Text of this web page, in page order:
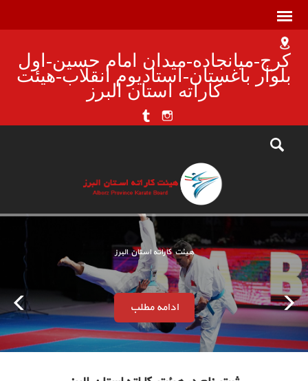
کرج-میانجاده-میدان امام حسین-اول
بلوار باغستان-استادیوم انقلاب-هیئت
کاراته استان البرز
هیئت کاراته استان البرز
ادامه مطلب